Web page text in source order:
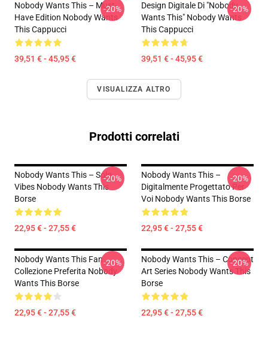
Nobody Wants This – Must-
Have Edition Nobody Wants
This Cappucci
39,51 € - 45,95 €
-20%
Design Digitale Di "Nobody
Wants This" Nobody Wants
This Cappucci
39,51 € - 45,95 €
-20%
VISUALIZZA ALTRO
Prodotti correlati
Nobody Wants This – Solo
Vibes Nobody Wants This
Borse
22,95 € - 27,55 €
-20%
Nobody Wants This –
Digitalmente Progettato Per
Voi Nobody Wants This Borse
22,95 € - 27,55 €
-20%
Nobody Wants This Fan
Collezione Preferita Nobody
Wants This Borse
22,95 € - 27,55 €
-20%
Nobody Wants This – Concept
Art Series Nobody Wants This
Borse
22,95 € - 27,55 €
-20%